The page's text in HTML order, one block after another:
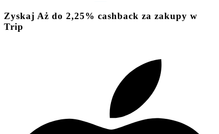
Zyskaj Aż do 2,25% cashback za zakupy w
Trip